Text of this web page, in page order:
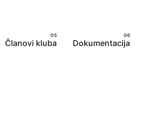
Članovi kluba Dokumentacija